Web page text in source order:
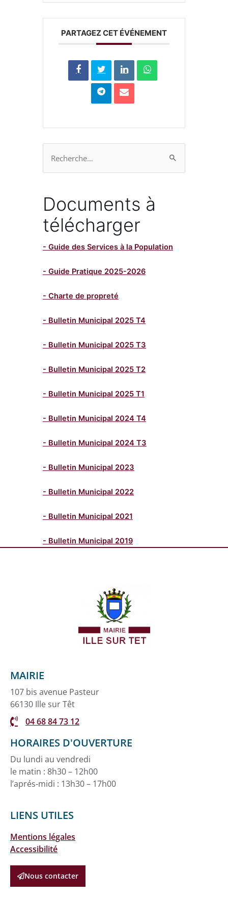
PARTAGEZ CET ÉVÉNEMENT
Rechercher :
Documents à
télécharger
- Guide des Services à la Population
- Guide Pratique 2025-2026
- Charte de propreté
- Bulletin Municipal 2025 T4
- Bulletin Municipal 2025 T3
- Bulletin Municipal 2025 T2
- Bulletin Municipal 2025 T1
- Bulletin Municipal 2024 T4
- Bulletin Municipal 2024 T3
- Bulletin Municipal 2023
- Bulletin Municipal 2022
- Bulletin Municipal 2021
- Bulletin Municipal 2019
MAIRIE
107 bis avenue Pasteur
66130 Ille sur Têt
04 68 84 73 12
HORAIRES D'OUVERTURE
Du lundi au vendredi
le matin : 8h30 – 12h00
l’aprés-midi : 13h30 – 17h00
LIENS UTILES
Mentions légales
Accessibilité
Nous contacter